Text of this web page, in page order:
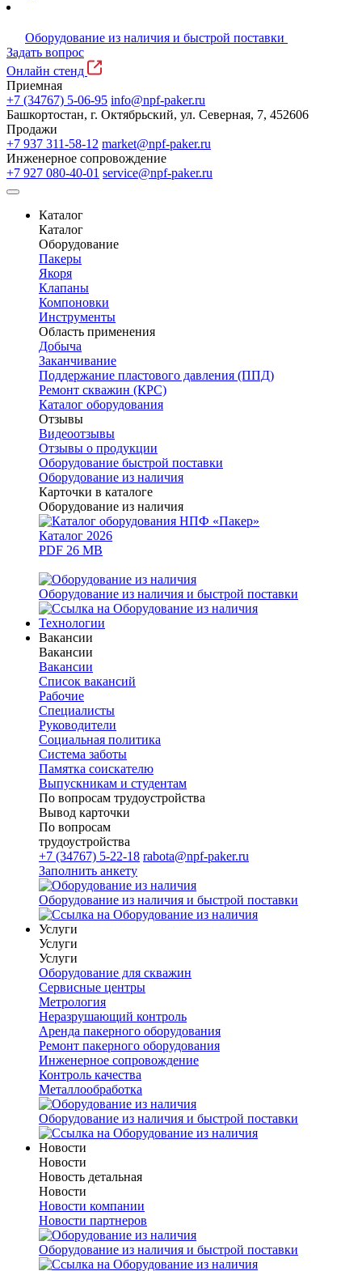
Оборудование из наличия и быстрой поставки
Задать вопрос
Онлайн стенд
Приемная
+7 (34767) 5-06-95 info@npf-paker.ru
Башкортостан, г. Октябрьский, ул. Северная, 7, 452606
Продажи
+7 937 311-58-12 market@npf-paker.ru
Инженерное сопровождение
+7 927 080-40-01 service@npf-paker.ru
Каталог
Каталог
Оборудование
Пакеры
Якоря
Клапаны
Компоновки
Инструменты
Область применения
Добыча
Заканчивание
Поддержание пластового давления (ППД)
Ремонт скважин (КРС)
Каталог оборудования
Отзывы
Видеоотзывы
Отзывы о продукции
Оборудование быстрой поставки
Оборудование из наличия
Карточки в каталоге
Оборудование из наличия
Каталог 2026
PDF 26 MB
Оборудование из наличия и быстрой поставки
Технологии
Вакансии
Вакансии
Вакансии
Список вакансий
Рабочие
Специалисты
Руководители
Cоциальная политика
Система заботы
Памятка соискателю
Выпускникам и студентам
По вопросам трудоустройства
Вывод карточки
По вопросам
трудоустройства
+7 (34767) 5-22-18 rabota@npf-paker.ru
Заполнить анкету
Оборудование из наличия и быстрой поставки
Услуги
Услуги
Услуги
Оборудование для скважин
Сервисные центры
Метрология
Неразрушающий контроль
Аренда пакерного оборудования
Ремонт пакерного оборудования
Инженерное сопровождение
Контроль качества
Металлообработка
Оборудование из наличия и быстрой поставки
Новости
Новости
Новость детальная
Новости
Новости компании
Новости партнеров
Оборудование из наличия и быстрой поставки